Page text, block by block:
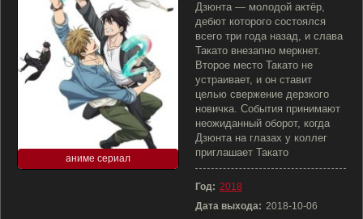
аниме сериал
Дзюнта — молодой актёр,
дебют которого состоялся
всего три года назад, и слава
Такато внезапно меркнет.
Второе место Такато не
устраивает, и он ставит
целью свержение дерзкого
новичка. События принимают
неожиданный оборот, когда
Дзюнта на глазах у коллег
приглашает Такато
Год: 2018
Дата выхода: 2018-10-06